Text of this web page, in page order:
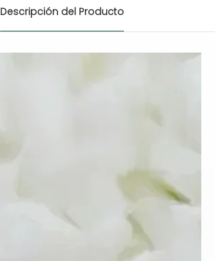
Descripción del Producto